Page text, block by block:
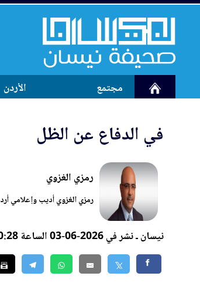
مجتمع الأردن
في الدفاع عن الظل
رمزي الغزوي
رمزي الغزوي أديب وإعلامي
نيسان ـ نشر في 2026-06-03 الساعة 10:28